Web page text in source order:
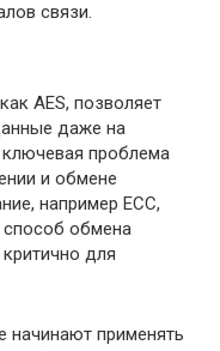
связи.
AES, позволяет
даже на
проблема
и обмене
например ECC,
обмена
для
начинают применять